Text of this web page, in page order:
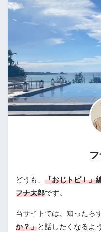
どうも、 「おじトピ！」
フナ太郎です。
当サイトでは、知ったら
か？」と話したくなるよ